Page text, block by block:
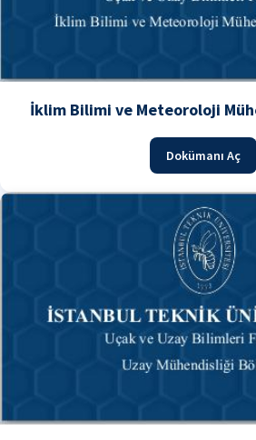
İklim Bilimi ve Meteoroloji
Dokümanı Aç